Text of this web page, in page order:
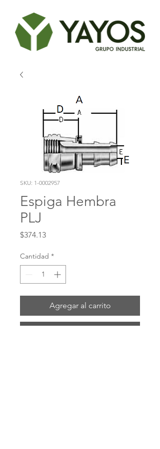
SKU: 1-0002957
Espiga Hembra
PLJ
$374.13Precio
Cantidad *
Agregar al carrito